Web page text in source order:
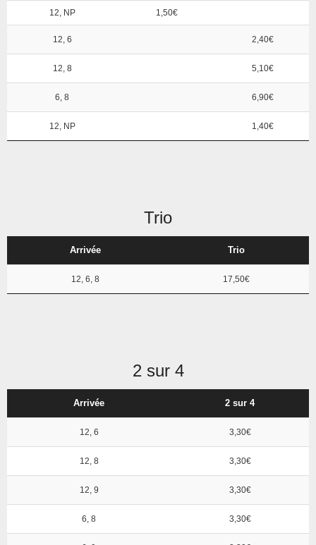
12, NP 1,50€
12, 6 2,40€
12, 8 5,10€
6, 8 6,90€
12, NP 1,40€
Trio
Arrivée Trio
12, 6, 8 17,50€
2 sur 4
Arrivée 2 sur 4
12, 6 3,30€
12, 8 3,30€
12, 9 3,30€
6, 8 3,30€